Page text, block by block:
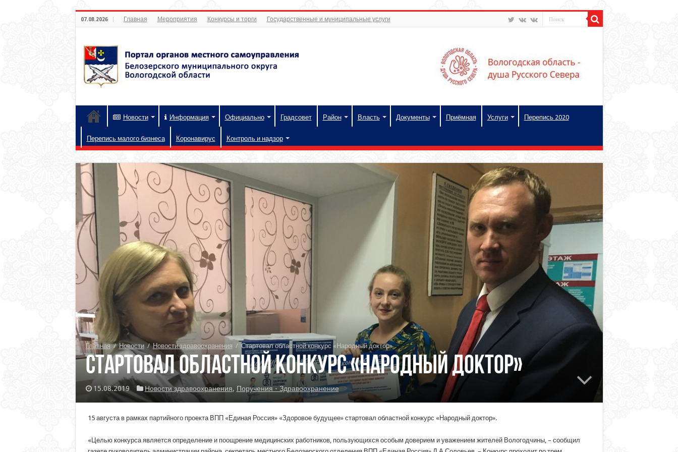
07.08.2026 Главная Мероприятия Конкурсы и торги Государственные и муниципальные услуги
Новости Информация Официально Градсовет Район Власть Документы Приёмная Услуги Перепись 2020
Перепись малого бизнеса Коронавирус Контроль и надзор
Главная / Новости / Новости здравоохранения / Стартовал областной конкурс «Народный доктор»
Стартовал областной конкурс «Народный доктор»
15.08.2019 Новости здравоохранения, Поручения - Здравоохранение
15 августа в рамках партийного проекта ВПП «Единая Россия» «Здоровое будущее» стартовал областной конкурс «Народный доктор».
«Целью конкурса является определение и поощрение медицинских работников, пользующихся особым доверием и уважением жителей Вологодчины, – сообщил